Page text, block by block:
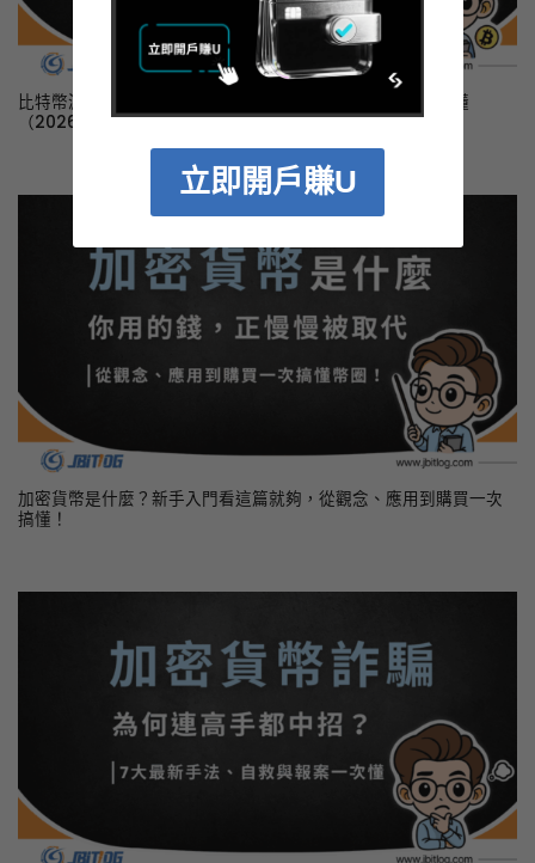
立即開戶賺U
比特幣減半是什麼？價格影響、歷史數據與牛市真相一次看懂
（2026最新）
加密貨幣是什麼？新手入門看這篇就夠，從觀念、應用到購買一次
搞懂！